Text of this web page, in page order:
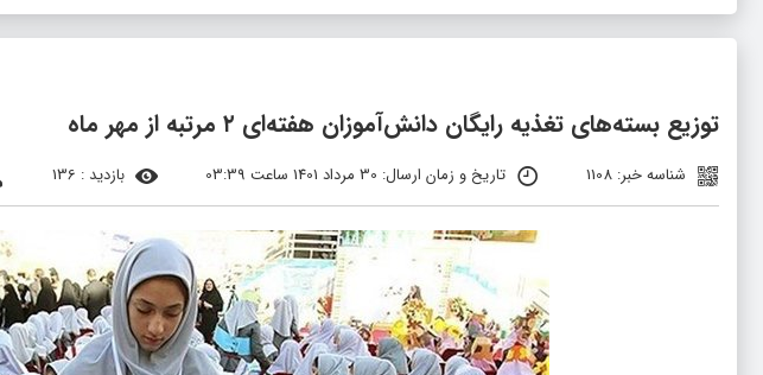
توزیع بسته‌های تغذیه رایگان دانش‌آموزان هفته‌ای ۲ مرتبه از مهر ماه
شناسه خبر: 1108 تاریخ و زمان ارسال: 30 مرداد 1401 ساعت 03:39 بازدید : 136